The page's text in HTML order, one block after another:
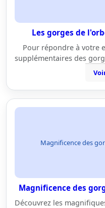
Les gorges de
Pour répondre à votre
supplémentaires des
Magnificence des
Magnificence des
Découvrez les